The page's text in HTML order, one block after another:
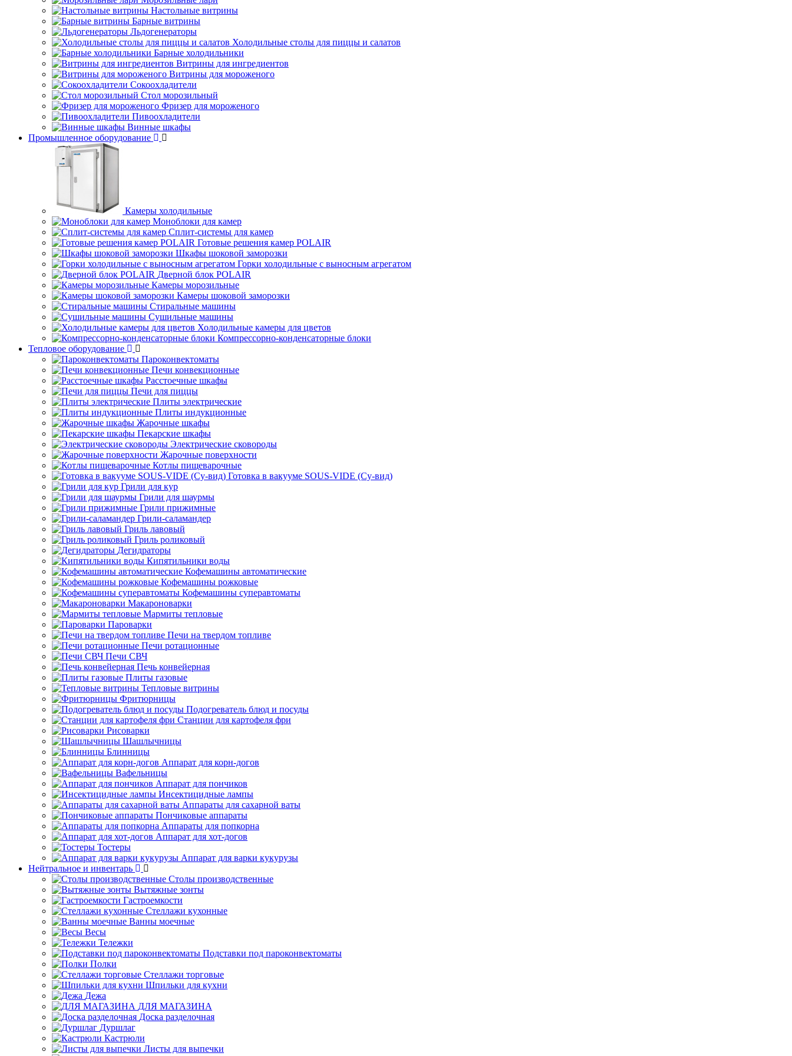
Настольные витрины
Барные витрины
Льдогенераторы
Холодильные столы для пиццы и салатов
Барные холодильники
Витрины для ингредиентов
Витрины для мороженого
Сокоохладители
Стол морозильный
Фризер для мороженого
Пивоохладители
Винные шкафы
Промышленное оборудование
Камеры холодильные
Моноблоки для камер
Сплит-системы для камер
Готовые решения камер POLAIR
Шкафы шоковой заморозки
Горки холодильные с выносным агрегатом
Дверной блок POLAIR
Камеры морозильные
Камеры шоковой заморозки
Стиральные машины
Сушильные машины
Холодильные камеры для цветов
Компрессорно-конденсаторные блоки
Тепловое оборудование
Пароконвектоматы
Печи конвекционные
Расстоечные шкафы
Печи для пиццы
Плиты электрические
Плиты индукционные
Жарочные шкафы
Пекарские шкафы
Электрические сковороды
Жарочные поверхности
Котлы пищеварочные
Готовка в вакууме SOUS-VIDE (Су-вид)
Грили для кур
Грили для шаурмы
Грили прижимные
Грили-саламандер
Гриль лавовый
Гриль роликовый
Дегидраторы
Кипятильники воды
Кофемашины автоматические
Кофемашины рожковые
Кофемашины суперавтоматы
Макароноварки
Мармиты тепловые
Пароварки
Печи на твердом топливе
Печи ротационные
Печи СВЧ
Печь конвейерная
Плиты газовые
Тепловые витрины
Фритюрницы
Подогреватель блюд и посуды
Станции для картофеля фри
Рисоварки
Шашлычницы
Блинницы
Аппарат для корн-догов
Вафельницы
Аппарат для пончиков
Инсектицидные лампы
Аппараты для сахарной ваты
Пончиковые аппараты
Аппараты для попкорна
Аппарат для хот-догов
Тостеры
Аппарат для варки кукурузы
Нейтральное и инвентарь
Столы производственные
Вытяжные зонты
Гастроемкости
Стеллажи кухонные
Ванны моечные
Весы
Тележки
Подставки под пароконвектоматы
Полки
Стеллажи торговые
Шпильки для кухни
Дежа
ДЛЯ МАГАЗИНА
Доска разделочная
Дуршлаг
Кастрюли
Листы для выпечки